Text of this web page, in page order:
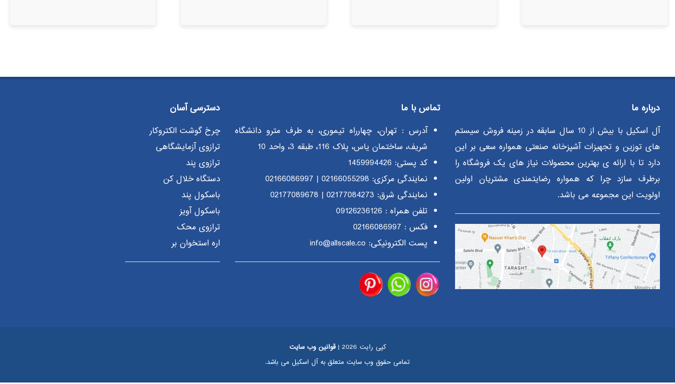
درباره ما
آل اسکیل با بیش از 10 سال سابقه در زمینه فروش سیستم
های توزین و تجهیزات آشپزخانه صنعتی همواره سعی بر این
دارد تا با ارائه ی بهترین محصولات نیاز های یک فروشگاه را
برطرف سازد چرا که همواره رضایتمندی مشتریان اولین
اولویت این مجموعه می باشد.
تماس با ما
آدرس : تهران، چهارراه تیموری، به طرف مترو دانشگاه
شریف، ساختمان یاس، پلاک 116، طبقه 3، واحد 10
کد پستی: 1459994426
نمایندگی مرکزی: 02166055298
|
02166086997
نمایندگی شرق: 02177084273
|
02177089678
تلفن همراه : 09126236126
فکس : 02166086997
پست الکترونیکی: info@allscale.co
دسترسی آسان
چرخ گوشت الکتروکار
ترازوی آزمایشگاهی
ترازوی پند
دستگاه خلال کن
باسکول پند
باسکول آویز
ترازوی محک
اره استخوان بر
کپی رایت 2026 |
قوانین وب سایت
تمامی حقوق وب سایت متعلق به آل اسکیل می باشد.